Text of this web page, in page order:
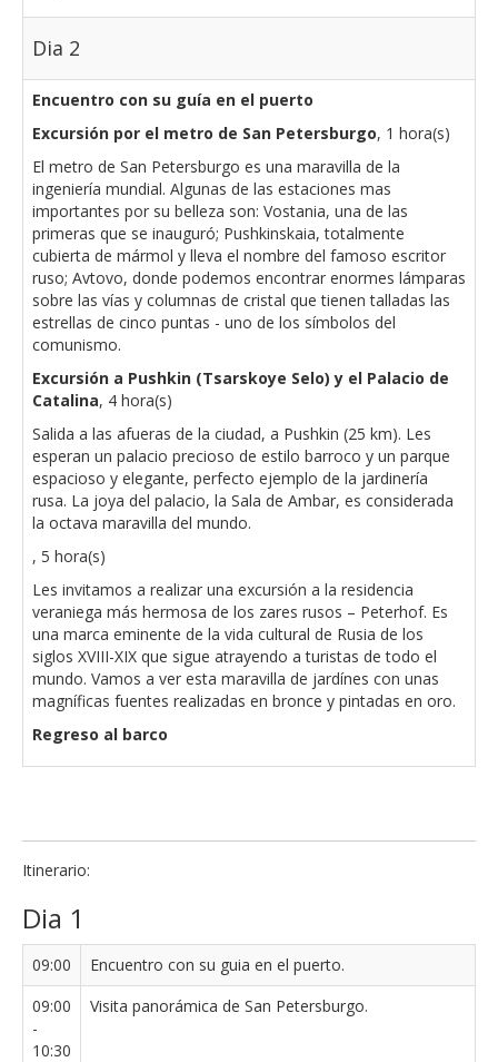
Dia 2
Encuentro con su guía en el puerto
Excursión por el metro de San Petersburgo, 1 hora(s)
El metro de San Petersburgo es una maravilla de la
ingeniería mundial. Algunas de las estaciones mas
importantes por su belleza son: Vostania, una de las
primeras que se inauguró; Pushkinskaia, totalmente
cubierta de mármol y lleva el nombre del famoso escritor
ruso; Avtovo, donde podemos encontrar enormes lámparas
sobre las vías y columnas de cristal que tienen talladas las
estrellas de cinco puntas - uno de los símbolos del
comunismo.
Excursión a Pushkin (Tsarskoye Selo) y el Palacio de
Catalina, 4 hora(s)
Salida a las afueras de la ciudad, a Pushkin (25 km). Les
esperan un palacio precioso de estilo barroco y un parque
espacioso y elegante, perfecto ejemplo de la jardinería
rusa. La joya del palacio, la Sala de Ambar, es considerada
la octava maravilla del mundo.
, 5 hora(s)
Les invitamos a realizar una excursión a la residencia
veraniega más hermosa de los zares rusos – Peterhof. Es
una marca eminente de la vida cultural de Rusia de los
siglos XVIII-XIX que sigue atrayendo a turistas de todo el
mundo. Vamos a ver esta maravilla de jardínes con unas
magníficas fuentes realizadas en bronce y pintadas en oro.
Regreso al barco
Itinerario:
Dia 1
09:00
Encuentro con su guia en el puerto.
09:00
-
10:30
Visita panorámica de San Petersburgo.